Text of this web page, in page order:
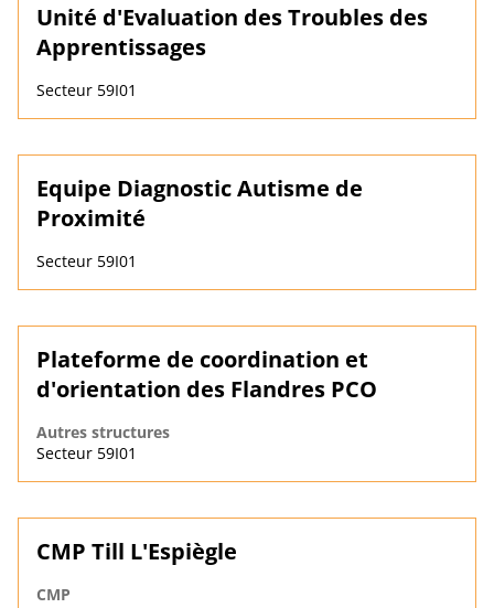
Unité d'Evaluation des Troubles des
Apprentissages
Secteur 59I01
Equipe Diagnostic Autisme de
Proximité
Secteur 59I01
Plateforme de coordination et
d'orientation des Flandres PCO
Autres structures
Secteur 59I01
CMP Till L'Espiègle
CMP